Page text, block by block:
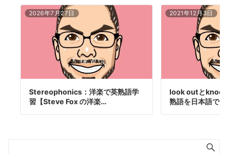
2026年7月27日
Stereophonics：洋楽で英熟語学
習【Steve Fox の洋楽…
2021年12月3日
look outと
熟語を日本語で…